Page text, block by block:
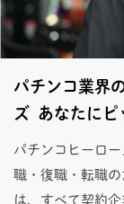
パチンコ業界
ズ あなたにピ
パチンコヒーロ
職・復職・転職
は、すべて契約